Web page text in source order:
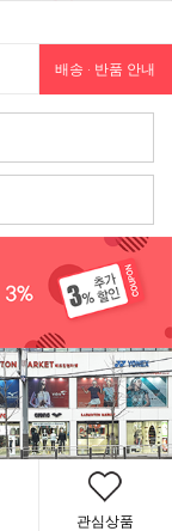
배송 · 반품 안내
관심상품